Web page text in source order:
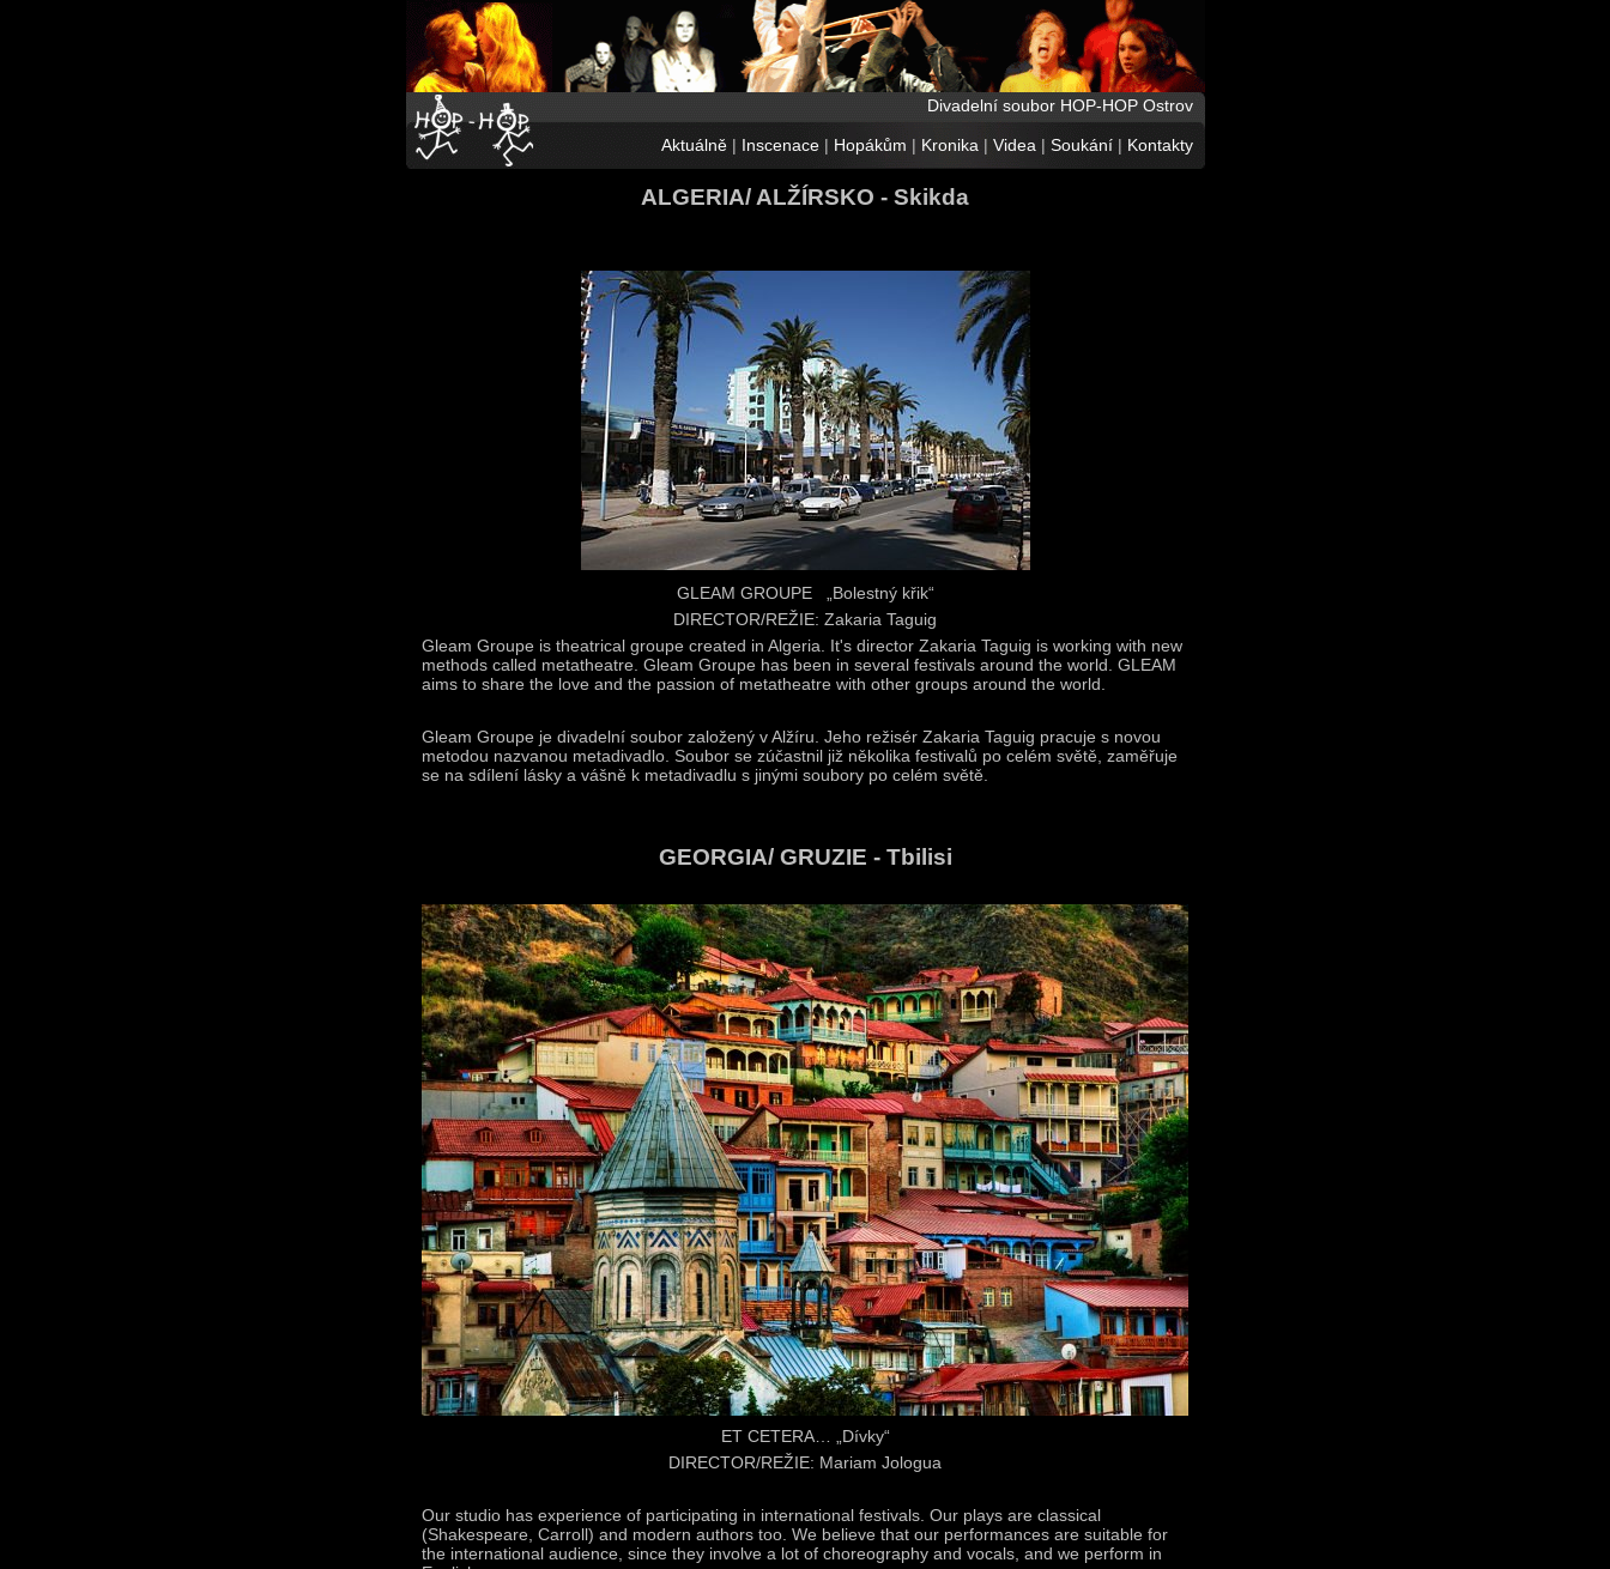
Divadelní soubor HOP-HOP Ostrov
Aktuálně| Inscenace| Hopákům | Kronika | Videa | Soukání| Kontakty
ALGERIA/ ALŽÍRSKO - Skikda
GLEAM GROUPE „Bolestný křik“
DIRECTOR/REŽIE: Zakaria Taguig
Gleam Groupe is theatrical groupe created in Algeria. It's director Zakaria Taguig is working with new
methods called metatheatre. Gleam Groupe has been in several festivals around the world. GLEAM
aims to share the love and the passion of metatheatre with other groups around the world.
Gleam Groupe je divadelní soubor založený v Alžíru. Jeho režisér Zakaria Taguig pracuje s novou
metodou nazvanou metadivadlo. Soubor se zúčastnil již několika festivalů po celém světě, zaměřuje
se na sdílení lásky a vášně k metadivadlu s jinými soubory po celém světě.
GEORGIA/ GRUZIE - Tbilisi
ET CETERA… „Dívky“
DIRECTOR/REŽIE: Mariam Jologua
Our studio has experience of participating in international festivals. Our plays are classical
(Shakespeare, Carroll) and modern authors too. We believe that our performances are suitable for
the international audience, since they involve a lot of choreography and vocals, and we perform in